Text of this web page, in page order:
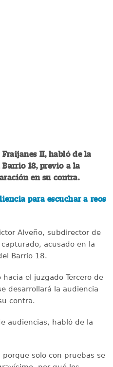
II, habló de la
18, previo a la
en su contra.
para escuchar a reos
Alveño, subdirector de
acusado en la
Barrio 18.
el juzgado Tercero de
desarrollará la audiencia
contra.
audiencias, habló de la
solo con pruebas se